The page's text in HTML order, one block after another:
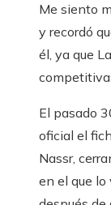
Me siento
y recordó
él, ya que
El pasado
oficial el
Nassr,
en el que lo